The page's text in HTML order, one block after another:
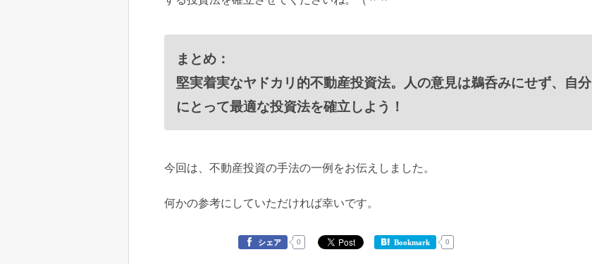
まとめ：
堅実着実なヤドカリ的不動産投資法。人の意見は鵜呑みにせず、自分
にとって最適な投資法を確立しよう！
今回は、不動産投資の手法の一例をお伝えしました。
何かの参考にしていただければ幸いです。
シェア 0 Bookmark 0